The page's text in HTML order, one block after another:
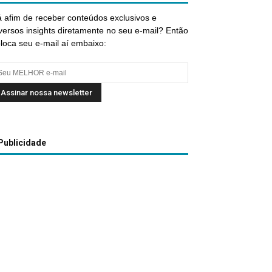
afim de receber conteúdos exclusivos e
insights diretamente no seu e-mail? Então
seu e-mail aí embaixo:
Publicidade